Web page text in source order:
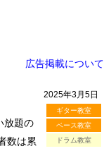
広告掲載について
2025年3月5日
ギター教室
ベース教室
ドラム教室
放題の
数は累